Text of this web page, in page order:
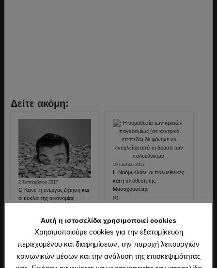
Δείτε ακόμη:
2 Σεπτεμβρίου 2017
Ο Κέινς, η ενεργός ζήτηση και
οι κύκλοι της οικονομίας
13 Ιουλίου 2017
Νεοφιλελευθερισμός εναντίον
19 Ιουλίου 2017
Η Ναόμι Κλάιν, οι πολυεθνικές
και η υπόθεση της
Μασαχουσέτης
(1)
Αυτή η ιστοσελίδα χρησιμοποιεί cookies
Χρησιμοποιούμε cookies για την εξατομίκευση
περιεχομένου και διαφημίσεων, την παροχή λειτουργιών
κοινωνικών μέσων και την ανάλυση της επισκεψιμότητας